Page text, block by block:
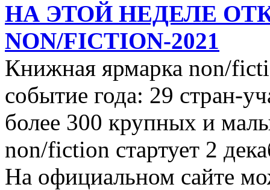
НА ЭТОЙ НЕДЕЛЕ
NON/FICTION-2021
Книжная ярмарка non/
событие года: 29 стран-
более 300 крупных и
non/fiction стартует 2
На официальном сайте